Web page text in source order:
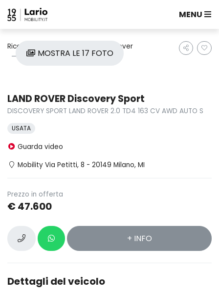
MENU
Ricerca auto
Land Rover
Discovery Sport
MOSTRA LE 17 FOTO
LAND ROVER Discovery Sport
DISCOVERY SPORT LAND ROVER 2.0 TD4 163 CV AWD AUTO S
USATA
Guarda video
Mobility Via Petitti, 8 - 20149 Milano, MI
Prezzo in offerta
€ 47.600
+ INFO
Dettagli del veicolo